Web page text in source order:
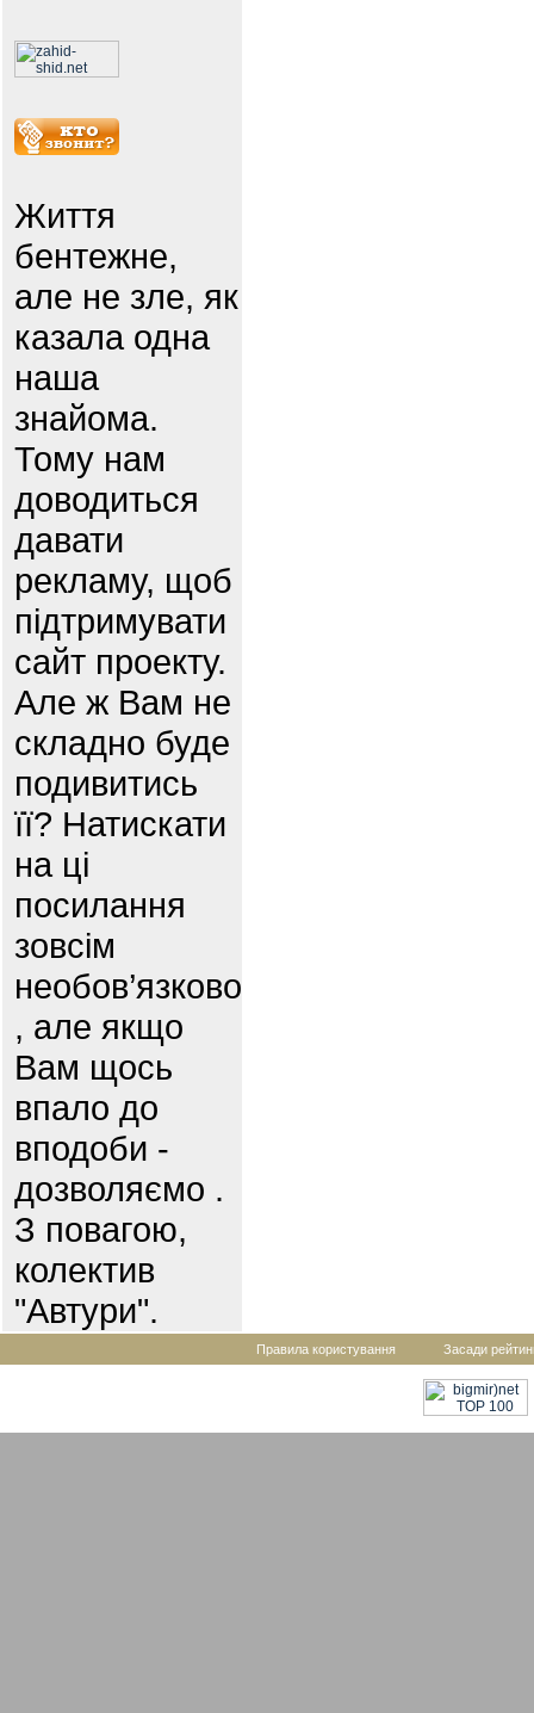
Життя
бентежне,
але не зле, як
казала одна
наша
знайома.
Тому нам
доводиться
давати
рекламу, щоб
підтримувати
сайт проекту.
Але ж Вам не
складно буде
подивитись
її? Натискати
на ці
посилання
зовсім
необов’язково
, але якщо
Вам щось
впало до
вподоби -
дозволяємо .
З повагою,
колектив
"Автури".
Правила користування Засади